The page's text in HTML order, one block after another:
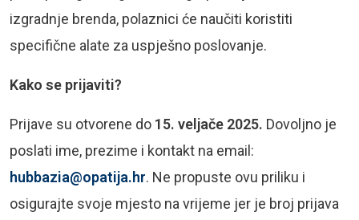
izgradnje brenda, polaznici će naučiti koristiti
specifične alate za uspješno poslovanje.
Kako se prijaviti?
Prijave su otvorene do 15. veljače 2025. Dovoljno je
poslati ime, prezime i kontakt na email:
hubbazia@opatija.hr. Ne propuste ovu priliku i
osigurajte svoje mjesto na vrijeme jer je broj prijava